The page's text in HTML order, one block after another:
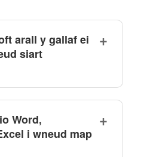
arall y gallaf ei
siart
Word,
i wneud map